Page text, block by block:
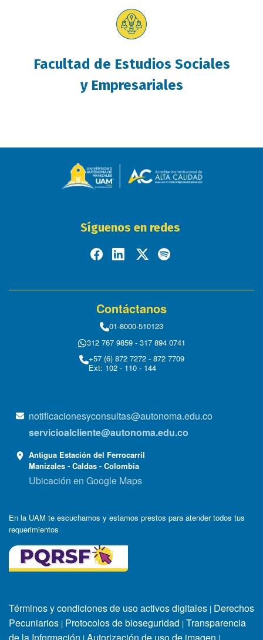
Facultad de Estudios Sociales
y Empresariales
Síguenos en redes
Contáctanos
01-8000-510123
312 767 9859 - 317 894 0741
+57 (6) 872 7272 - 872 7709
Ext: 102 - 110 - 144
notificacionesyconsultas@autonoma.edu.co
servicioalcliente@autonoma.edu.co
Antigua Estación del Ferrocarril
Manizales - Caldas - Colombia
Ubicación en Google Maps
En la UAM te escuchamos y estamos prestos para atender todos tus
requerimientos
Términos y condiciones de uso activos digitales | Derechos
Pecuniarios | Protocolos de bioseguridad | Transparencia